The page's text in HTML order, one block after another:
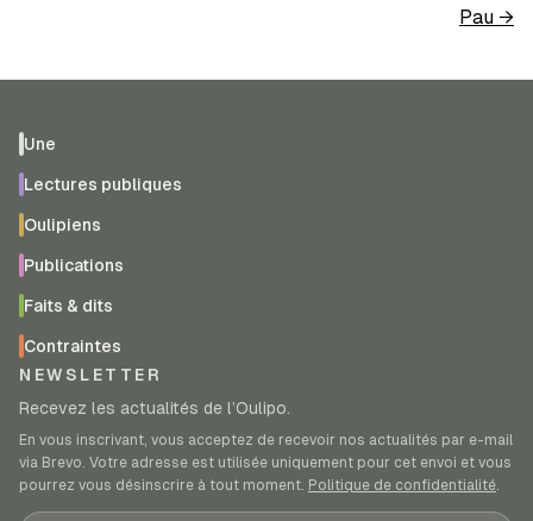
Pau →
Une
Lectures publiques
Oulipiens
Publications
Faits & dits
Contraintes
NEWSLETTER
Recevez les actualités de l’Oulipo.
En vous inscrivant, vous acceptez de recevoir nos actualités par e-mail
via Brevo. Votre adresse est utilisée uniquement pour cet envoi et vous
pourrez vous désinscrire à tout moment. Politique de confidentialité.